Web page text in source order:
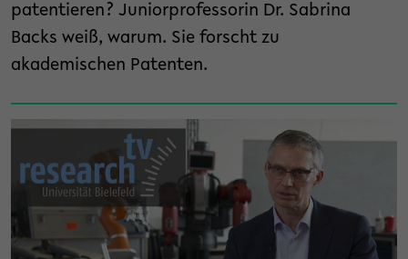
patentieren? Juniorprofessorin Dr. Sabrina
Backs weiß, warum. Sie forscht zu
akademischen Patenten.